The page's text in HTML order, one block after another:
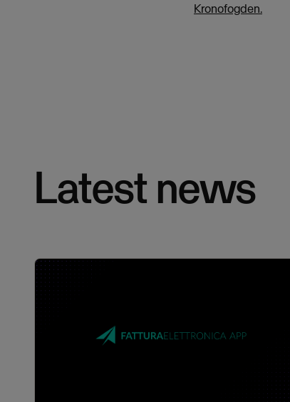
Kronofogden.
Latest news